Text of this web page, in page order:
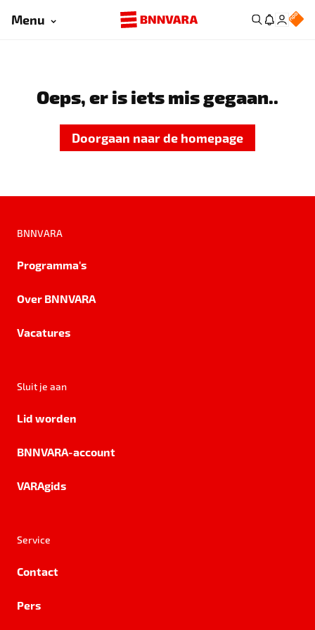
Menu
Oeps, er is iets mis gegaan..
Doorgaan naar de homepage
BNNVARA
Programma's
Over BNNVARA
Vacatures
Sluit je aan
Lid worden
BNNVARA-account
VARAgids
Service
Contact
Pers